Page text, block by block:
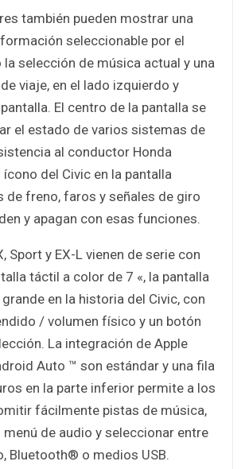
también pueden mostrar una
seleccionable por el
la selección de música actual y una
viaje, en el lado izquierdo y
El centro de la pantalla se
el estado de varios sistemas de
al conductor Honda
del Civic en la pantalla
de freno, faros y señales de giro
y apagan con esas funciones.
Sport y EX-L vienen de serie con
táctil a color de 7 «, la pantalla
en la historia del Civic, con
/ volumen físico y un botón
La integración de Apple
Auto ™ son estándar y una fila
en la parte inferior permite a los
fácilmente pistas de música,
menú de audio y seleccionar entre
Bluetooth® o medios USB.